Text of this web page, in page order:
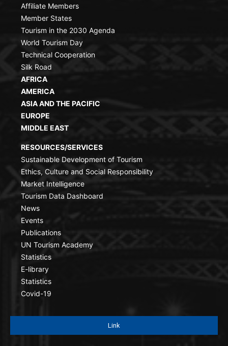
Affiliate Members
Member States
Tourism in the 2030 Agenda
World Tourism Day
Technical Cooperation
Silk Road
AFRICA
AMERICA
ASIA AND THE PACIFIC
EUROPE
MIDDLE EAST
RESOURCES/SERVICES
Sustainable Development of Tourism
Ethics, Culture and Social Responsibility
Market Intelligence
Tourism Data Dashboard
News
Events
Publications
UN Tourism Academy
Statistics
E-library
Statistics
Covid-19
Link